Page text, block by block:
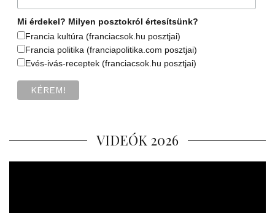
Mi érdekel? Milyen posztokról értesítsünk?
Francia kultúra (franciacsok.hu posztjai)
Francia politika (franciapolitika.com posztjai)
Evés-ivás-receptek (franciacsok.hu posztjai)
VIDEÓK 2026